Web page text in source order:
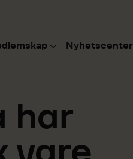
Nyhetscenter
har